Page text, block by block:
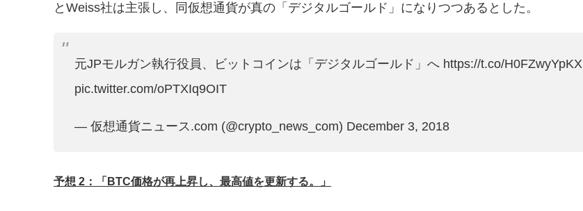
とWeiss社は主張し、同仮想通貨が真の「デジタルゴールド」になりつつあるとした。
元JPモルガン執行役員、ビットコインは「デジタルゴールド」へ https://t.co/H0FZwyYpKX
pic.twitter.com/oPTXIq9OIT
— 仮想通貨ニュース.com (@crypto_news_com) December 3, 2018
予想 2：「BTC価格が再上昇し、最高値を更新する。」